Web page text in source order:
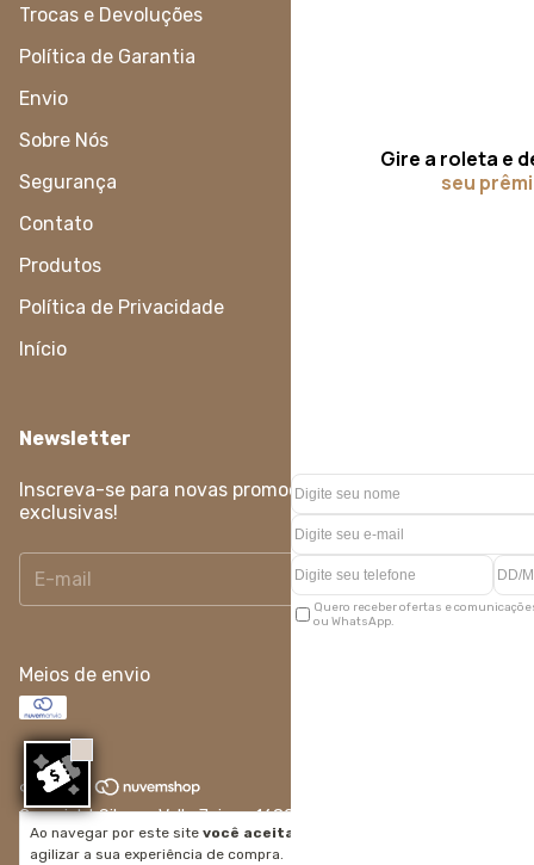
Gire a roleta e
seu
Quero receber ofertas e
ou WhatsApp.
Ao navegar por este site você aceita o uso de cookies
agilizar a sua experiência de compra.
Trocas e Devoluções
Política de Garantia
Envio
Sobre Nós
Segurança
Contato
Produtos
Política de Privacidade
Início
Newsletter
Inscreva-se para novas promoções e ofertas
exclusivas!
Meios de envio
Copyright Silvana Valle Joias - 16807365000162 - 2026. Todos
os direitos reservados.